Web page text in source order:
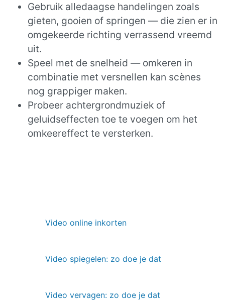
Gebruik alledaagse handelingen zoals
gieten, gooien of springen — die zien er in
omgekeerde richting verrassend vreemd
uit.
Speel met de snelheid — omkeren in
combinatie met versnellen kan scènes
nog grappiger maken.
Probeer achtergrondmuziek of
geluidseffecten toe te voegen om het
omkeereffect te versterken.
Video online inkorten
Video spiegelen: zo doe je dat
Video vervagen: zo doe je dat